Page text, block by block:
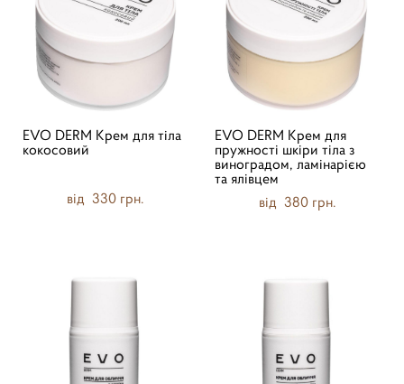
EVO DERM Крем для тіла
кокосовий
від 330 грн.
EVO DERM Крем для
пружності шкіри тіла з
виноградом, ламінарією
та ялівцем
від 380 грн.